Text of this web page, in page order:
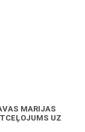
MARIJAS
UZ